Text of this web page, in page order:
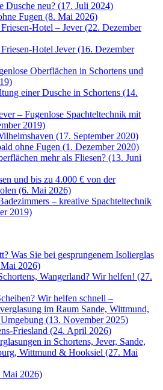
Dusche neu? (17. Juli 2024)
Fugen (8. Mai 2026)
Hotel – Jever (22. Dezember
Hotel Jever (16. Dezember
Oberflächen in Schortens und
einer Dusche in Schortens (14.
– Fugenlose Spachteltechnik mit
2019)
(17. September 2020)
ohne Fugen (1. Dezember 2020)
mehr als Fliesen? (13. Juni
und bis zu 4.000 € von der
(6. Mai 2026)
– kreative Spachteltechnik
2019)
Was Sie bei gesprungenem Isolierglas
2026)
Wangerland? Wir helfen! (27.
Wir helfen schnell –
im Raum Sande, Wittmund,
(13. November 2025)
Friesland (24. April 2026)
in Schortens, Jever, Sande,
Wittmund & Hooksiel (27. Mai
Mai 2026)